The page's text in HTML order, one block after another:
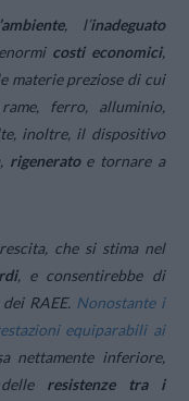
, l’inadeguato
costi economici,
materie preziose di cui
ferro, alluminio,
inoltre, il dispositivo
rigeneratoe tornare a
che si stima nel
, e consentirebbe di
RAEE. Nonostante i
equiparabili ai
nettamente inferiore,
resistenze tra i